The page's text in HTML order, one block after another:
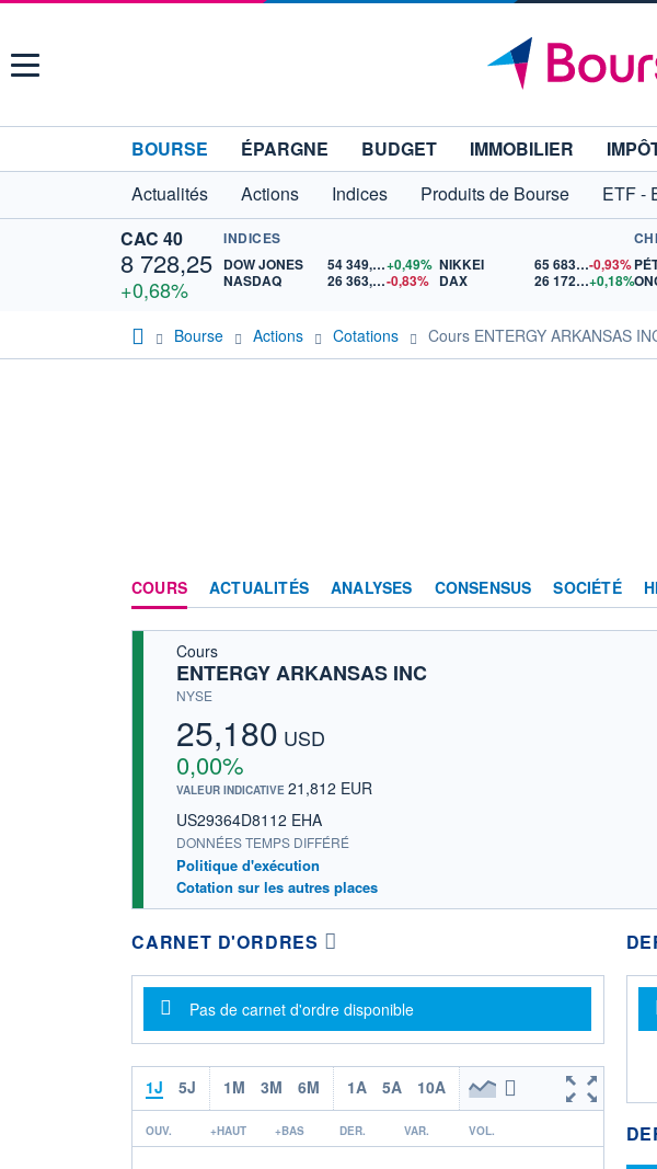
Menu
BOURSE ÉPARGNE BUDGET IMMOBILIER
Actualités
Actions Indices Produits de Bourse ETF -
CAC 40
8 728,25
+0,68%
INDICES
DOW JONES
54 349,12+0,49%
NASDAQ
26 363,44-0,83%
NIKKEI 65 683,26-0,93%
DAX
26 172,59+0,18%
Bourse Actions Cotations Cours ENTERGY ARKANSAS
COURS ACTUALITÉS ANALYSES CONSENSUS SOCIÉTÉ
Cours
ENTERGY ARKANSAS INC
NYSE
25,180 USD
0,00%
VALEUR INDICATIVE 21,812 EUR
US29364D8112 EHA
DONNÉES TEMPS DIFFÉRÉ
Politique d'exécution
Cotation sur les autres places
CARNET D'ORDRES
Message d'information
Pas de carnet d'ordre disponible
1J 5J 1M 3M 6M 1A 5A 10A
OUV. +HAUT +BAS DER. VAR. VOL.